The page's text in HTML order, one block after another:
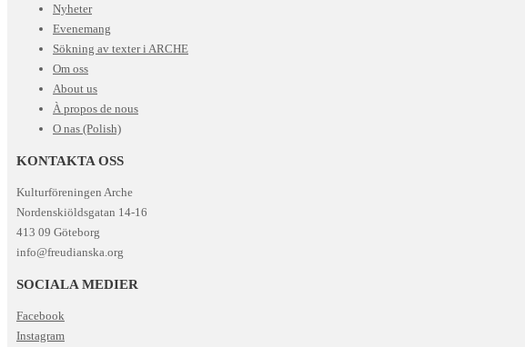
Nyheter
Evenemang
Sökning av texter i ARCHE
Om oss
About us
À propos de nous
O nas (Polish)
KONTAKTA OSS
Kulturföreningen Arche
Nordenskiöldsgatan 14-16
413 09 Göteborg
info@freudianska.org
SOCIALA MEDIER
Facebook
Instagram